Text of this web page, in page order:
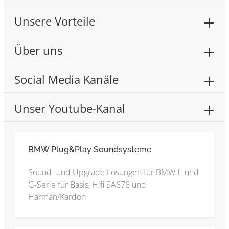
Unsere Vorteile
Über uns
Social Media Kanäle
Unser Youtube-Kanal
BMW Plug&Play Soundsysteme
Sound- und Upgrade Lösungen für BMW f- und
G-Serie für Basis, Hifi SA676 und
Harman/Kardon